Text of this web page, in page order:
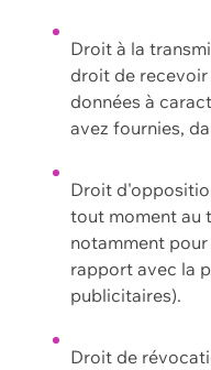
Droit à la
droit de
données à
avez fournies,
Droit
tout moment au
notamment
rapport avec la
publicitaires).
Droit de